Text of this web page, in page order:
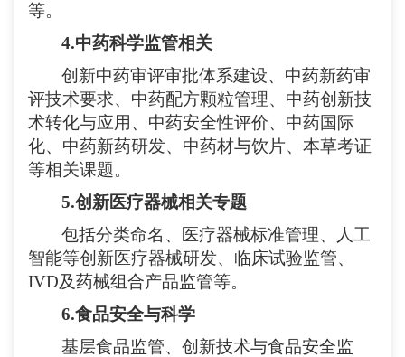
等。
4.中药科学监管相关
创新中药审评审批体系建设、中药新药审
评技术要求、中药配方颗粒管理、 中药创新技
术转化与应用、 中药安全性评价、中药国际
化、中药新药研发、中药材与饮片、本草考证
等相关课题。
5.创新医疗器械相关专题
包括分类命名、医疗器械标准管理、人工
智能等创新医疗器械研发、临床试验监管、
IVD及药械组合产品监管等。
6.食品安全与科学
基层食品监管、创新技术与食品安全监